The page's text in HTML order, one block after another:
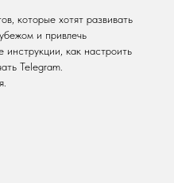
которые хотят развивать
и привлечь
как настроить
Telegram.